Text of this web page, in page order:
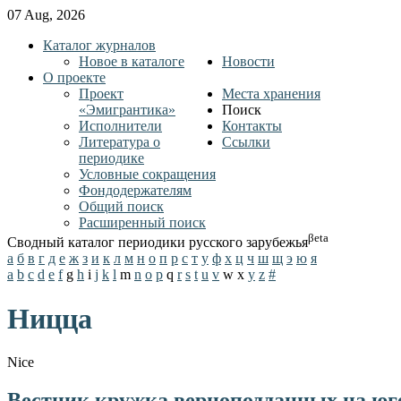
07 Aug, 2026
Каталог журналов
Новое в каталоге
Новости
О проекте
Проект
«Эмигрантика»
Исполнители
Литература о
периодике
Условные сокращения
Фондодержателям
Места хранения
Поиск
Общий поиск
Расширенный поиск
Контакты
Ссылки
Сводный каталог периодики русского зарубежьяβeta
а б в г д е ж з и к л м н о п р с т у ф х ц ч ш щ э ю я
a b c d e f g h i j k l m n o p q r s t u v w x y z #
Ницца
Nice